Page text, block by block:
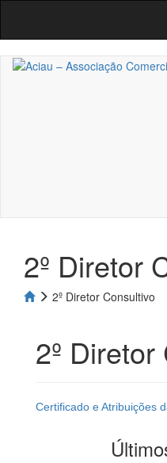
2º Diretor
2º Diretor Consultivo
2º
Certificado e Atribuições